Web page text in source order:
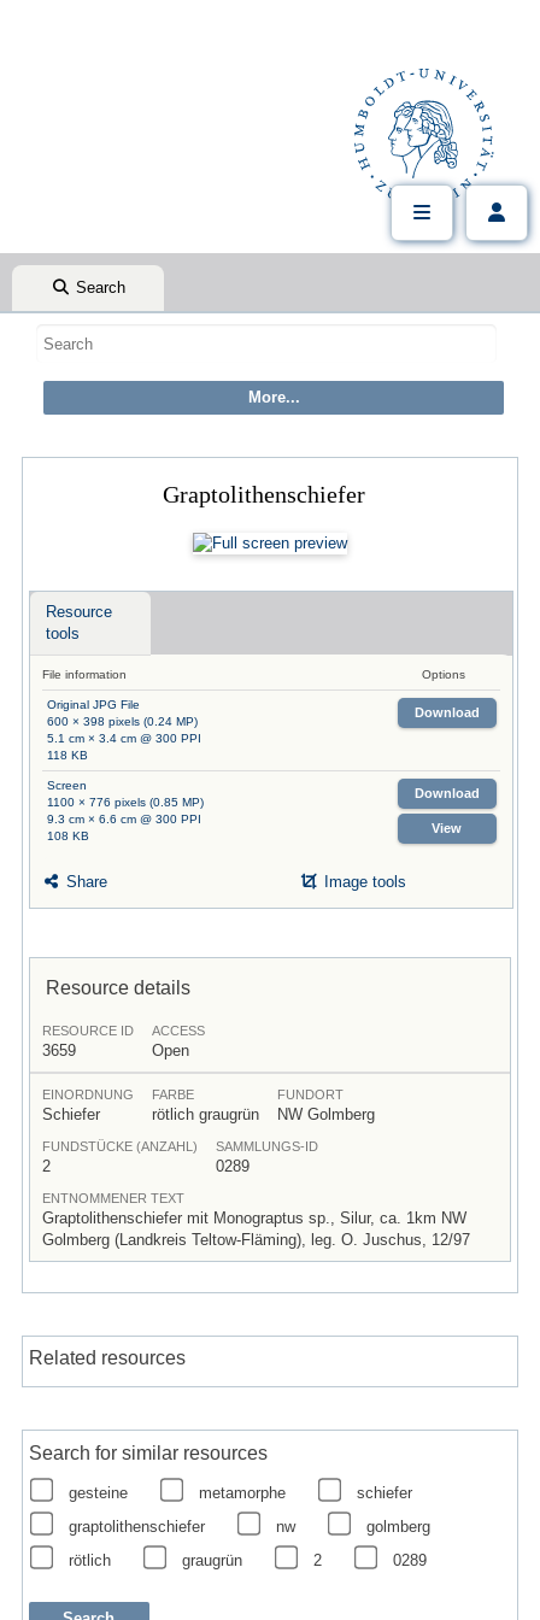
Search
Graptolithenschiefer
Resource
tools
File information Options
Original JPG File
600 × 398 pixels (0.24 MP)
5.1 cm × 3.4 cm @ 300 PPI
118 KB
Download
Screen
1100 × 776 pixels (0.85 MP)
9.3 cm × 6.6 cm @ 300 PPI
108 KB
Download
View
Share Image tools
Resource details
RESOURCE ID
3659
ACCESS
Open
EINORDNUNG
Schiefer
FARBE
rötlich graugrün
FUNDORT
NW Golmberg
FUNDSTÜCKE (ANZAHL)
2
SAMMLUNGS-ID
0289
ENTNOMMENER TEXT
Graptolithenschiefer mit Monograptus sp., Silur, ca. 1km NW
Golmberg (Landkreis Teltow-Fläming), leg. O. Juschus, 12/97
Related resources
Search for similar resources
gesteine metamorphe
schiefer
graptolithenschiefer
nw
golmberg
rötlich
graugrün 2 0289